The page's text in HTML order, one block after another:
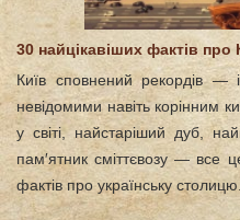
30 найцікавіших фактів про
Київ сповнений рекордів —
невідомими навіть корінним
у світі, найстаріший дуб,
пам′ятник сміттєвозу — все
фактів про українську столицю.